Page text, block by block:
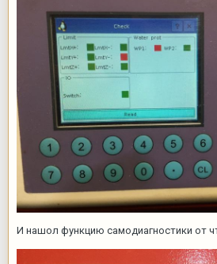
И нашол функцию самодиагностики от